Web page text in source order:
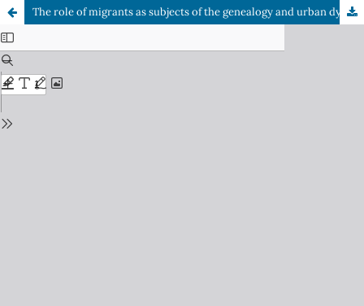
The role of migrants as subjects of the genealogy and urban dynamics of the city of Rorainópolis - Roraima